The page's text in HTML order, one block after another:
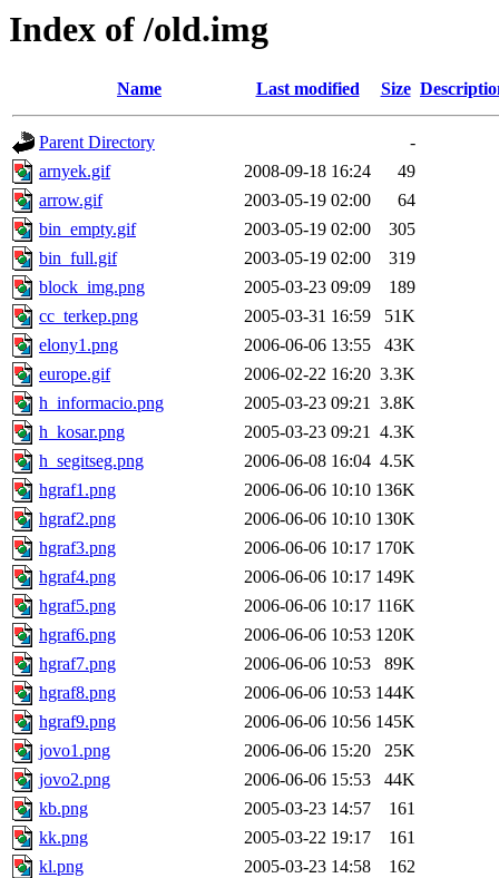
Index of /old.img
Name Last modified Size
Parent Directory
-
arnyek.gif
2008-09-18 16:24
49
arrow.gif
2003-05-19 02:00
64
bin_empty.gif
2003-05-19 02:00
305
bin_full.gif
2003-05-19 02:00
319
block_img.png
2005-03-23 09:09
189
cc_terkep.png
2005-03-31 16:59
51K
elony1.png
2006-06-06 13:55
43K
europe.gif
2006-02-22 16:20 3.3K
h_informacio.png
2005-03-23 09:21 3.8K
h_kosar.png
2005-03-23 09:21 4.3K
h_segitseg.png
2006-06-08 16:04 4.5K
hgraf1.png
2006-06-06 10:10 136K
hgraf2.png
2006-06-06 10:10 130K
hgraf3.png
2006-06-06 10:17 170K
hgraf4.png
2006-06-06 10:17 149K
hgraf5.png
2006-06-06 10:17 116K
hgraf6.png
2006-06-06 10:53 120K
hgraf7.png
2006-06-06 10:53
89K
hgraf8.png
2006-06-06 10:53 144K
hgraf9.png
2006-06-06 10:56 145K
jovo1.png
2006-06-06 15:20
25K
jovo2.png
2006-06-06 15:53
44K
kb.png
2005-03-23 14:57
161
kk.png
2005-03-22 19:17
161
kl.png
2005-03-23 14:58
162